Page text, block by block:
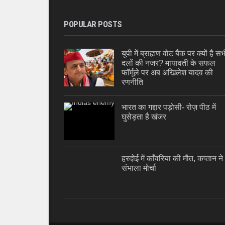
POPULAR POSTS
यूपी में ब्राह्मण वोट बैंक पर क्यों है
दलों की नजर? मायावती के सफल
फॉर्मूले पर अब अखिलेश यादव की
रणनीति
भारत का गद्दार पड़ोसी- रोज़ पीठ में
घुसेड़ता है खंजर
हरदोई में काँवरिया की मौत, कप्तान ने
संभाला मोर्चा